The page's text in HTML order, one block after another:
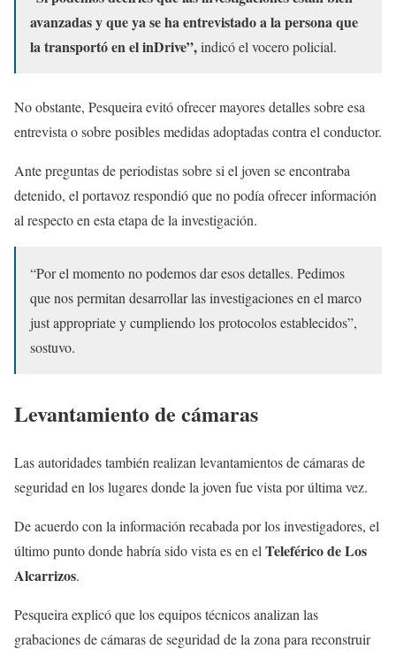
avanzadas y que ya se ha entrevistado a la persona que
la transportó en el inDrive”,indicó el vocero policial.
No obstante, Pesqueira evitó ofrecer mayores detalles sobre esa
entrevista o sobre posibles medidas adoptadas contra el conductor.
Ante preguntas de periodistas sobre si el joven se encontraba
detenido, el portavoz respondió que no podía ofrecer información
al respecto en esta etapa de la investigación.
“Por el momento no podemos dar esos detalles. Pedimos
que nos permitan desarrollar las investigaciones en el marco
just appropriate y cumpliendo los protocolos establecidos”,
sostuvo.
Levantamiento de cámaras
Las autoridades también realizan levantamientos de cámaras de
seguridad en los lugares donde la joven fue vista por última vez.
De acuerdo con la información recabada por los investigadores, el
último punto donde habría sido vista es en el Teleférico de Los
Alcarrizos.
Pesqueira explicó que los equipos técnicos analizan las
grabaciones de cámaras de seguridad de la zona para reconstruir